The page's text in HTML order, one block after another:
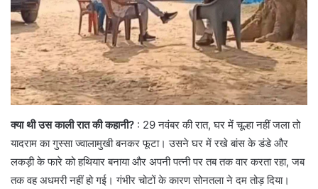
क्या थी उस काली रात की कहानी? : 29 नवंबर की रात, घर में चूल्हा नहीं जला तो
यादराम का गुस्सा ज्वालामुखी बनकर फूटा। उसने घर में रखे बांस के डंडे और
लकड़ी के फारे को हथियार बनाया और अपनी पत्नी पर तब तक वार करता रहा, जब
तक वह अधमरी नहीं हो गई। गंभीर चोटों के कारण सोनतला ने दम तोड़ दिया।